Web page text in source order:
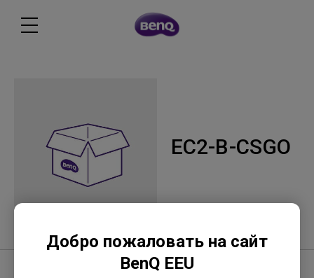
Добро пожаловать на сайт
BenQ EEU
EC2-B-CSGO
Руководство пользователя